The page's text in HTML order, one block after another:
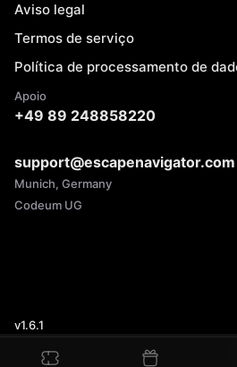
Aviso legal
Termos de serviço
Política de processamento de
Apoio
+49 89 248858220
support@escapenavigator.com
Munich, Germany
Codeum UG
v1.6.1